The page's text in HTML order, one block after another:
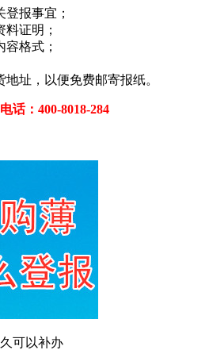
报事宜；
证明；
格式；
址，以便免费邮寄报纸。
话：400-8018-284
可以补办